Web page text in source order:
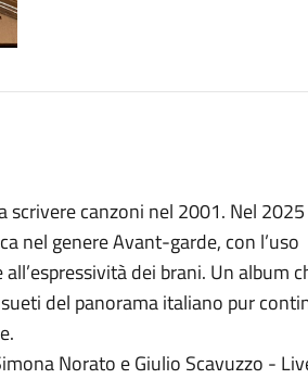
canzoni nel 2001. Nel 2025
nel genere Avant-garde, con l’uso
dei brani. Un album
del panorama italiano pur
Norato e Giulio Scavuzzo -